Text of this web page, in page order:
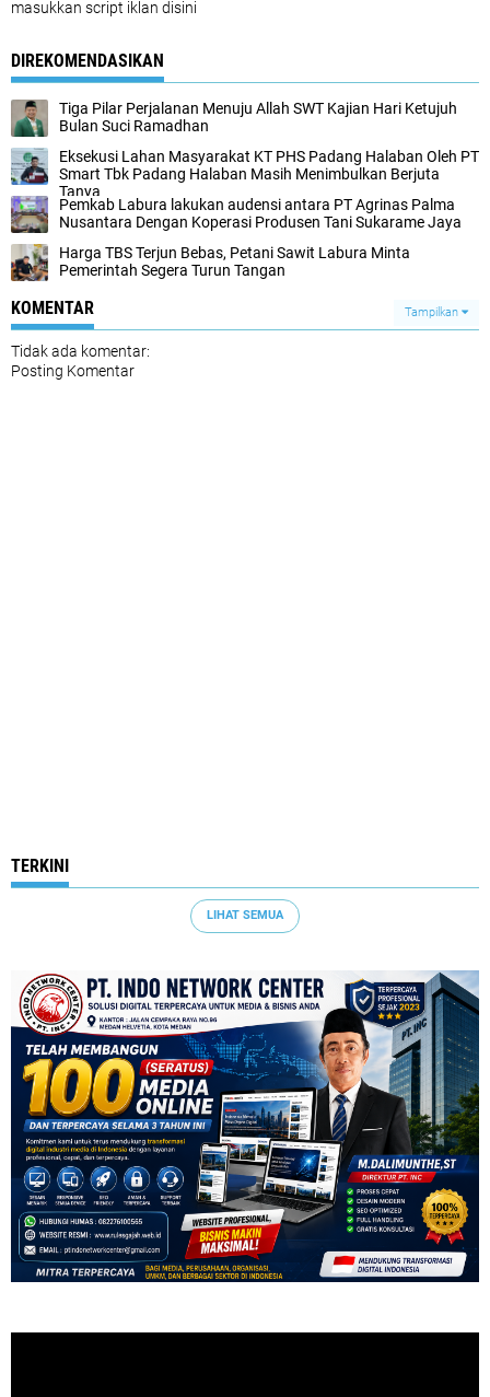
masukkan script iklan disini
DIREKOMENDASIKAN
Tiga Pilar Perjalanan Menuju Allah SWT Kajian Hari Ketujuh
Bulan Suci Ramadhan
Eksekusi Lahan Masyarakat KT PHS Padang Halaban Oleh PT
Smart Tbk Padang Halaban Masih Menimbulkan Berjuta
Tanya
Pemkab Labura lakukan audensi antara PT Agrinas Palma
Nusantara Dengan Koperasi Produsen Tani Sukarame Jaya
Harga TBS Terjun Bebas, Petani Sawit Labura Minta
Pemerintah Segera Turun Tangan
KOMENTAR Tampilkan
Tidak ada komentar:
Posting Komentar
TERKINI
LIHAT SEMUA